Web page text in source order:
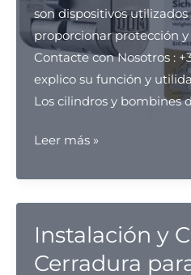
son dispositivos
proporcionar protección y
Contacte con Nosotros :
explico su función y
Los cilindros y bombines
Cilindros
Seguridad
en
Barcelona
Instalacion
Leer más »
Instalación y
Cerradura